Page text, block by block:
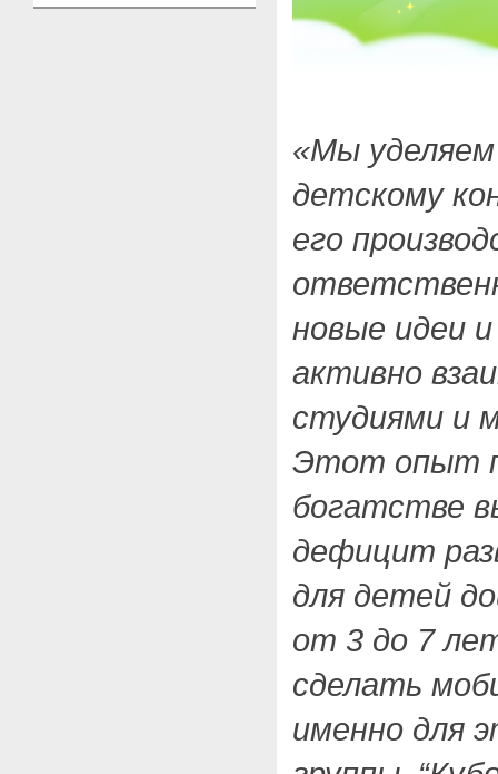
«Мы
детскому
его
новые идеи
активно
студиями и
Этот опыт
богатстве
дефицит
для детей
от 3 до 7
сделать
именно для